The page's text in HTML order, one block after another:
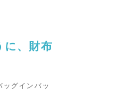
に、財布
ッグインバッ